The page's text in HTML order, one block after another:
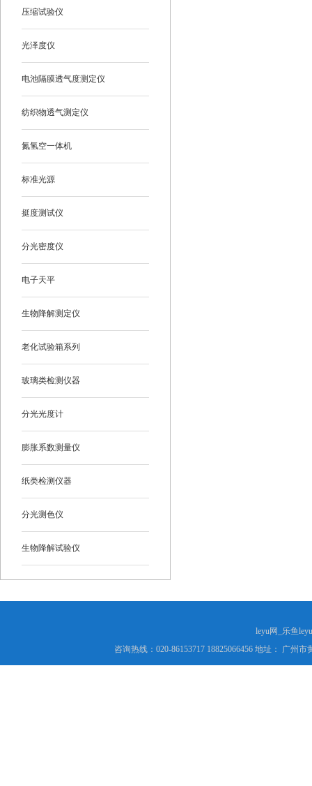
压缩试验仪
光泽度仪
电池隔膜透气度测定仪
纺织物透气测定仪
氮氢空一体机
标准光源
挺度测试仪
分光密度仪
电子天平
生物降解测定仪
老化试验箱系列
玻璃类检测仪器
分光光度计
膨胀系数测量仪
纸类检测仪器
分光测色仪
生物降解试验仪
leyu网_乐鱼
咨询热线：020-86153717 18825066456 地址： 广州